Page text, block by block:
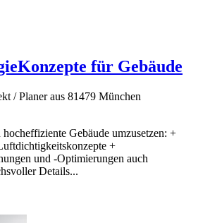
für Gebäude
/ Planer aus 81479 München
Gebäude umzusetzen: +
+
und -Optimierungen auch
Details...